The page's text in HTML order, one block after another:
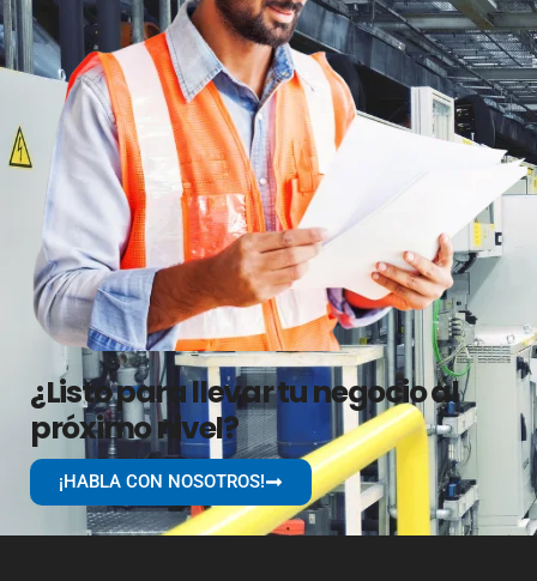
¿Listo para llevar tu negocio al
próximo nivel?
¡HABLA CON NOSOTROS!